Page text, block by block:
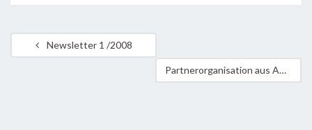
Newsletter 1 /2008
Partnerorganisation aus Amazonien mit hohem Preis ausgezeichnet